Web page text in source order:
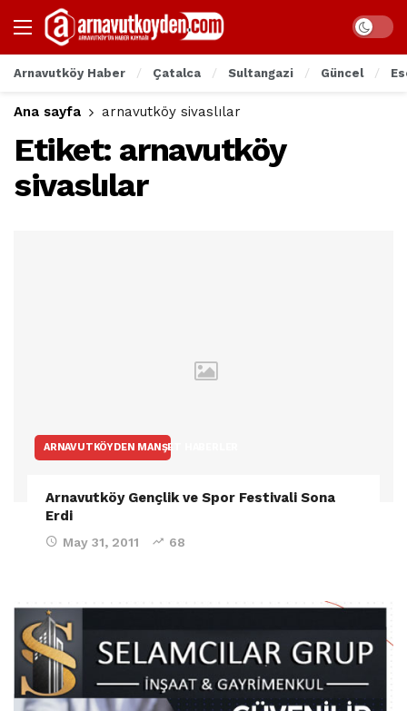
Arnavutköy Haber Çatalca Sultangazi Güncel
Ana sayfa arnavutköy sivaslılar
Etiket: arnavutköy
sivaslılar
ARNAVUTKÖYDEN MANŞET HABERLER
Arnavutköy Gençlik ve Spor Festivali Sona
Erdi
May 31, 2011 68